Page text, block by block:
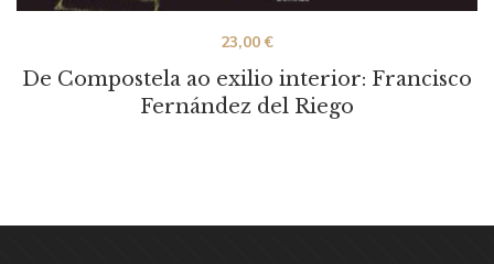
De Compostela ao exilio interior: Francisco
Fernández del Riego
23,00€